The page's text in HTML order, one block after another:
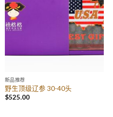
新品推荐
野生顶级辽参 30-40头
$525.00